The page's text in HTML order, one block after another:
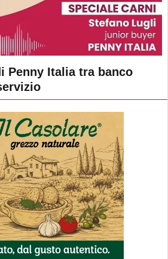
Penny Italia tra banco